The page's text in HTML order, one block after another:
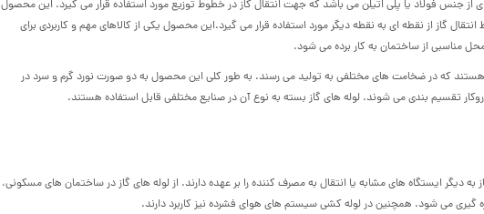
از جنس فولاد یا پلی اتیلن می باشد که جهت انتقال گاز در خطوط توزیع مورد استفاده قرار می گیرد. این محصول
گاز از نقطه ای به نقطه دیگر مورد استفاده قرار می گیرد.این محصول یکی از کالاهای مهم و کاربردی برای
مناسبی از ساختمان به کار برده می شود.
که در ضخامت های مختلفی به تولید می رسند. به طور کلی این محصول به دو صورت نورد گرم و سرد در
تقسیم بندی می شوند. لوله های گاز بسته به نوع آن در صنایع مختلفی قابل استفاده هستند.
به دیگر ایستگاه های مشابه یا انتقال به مصرف کننده را بر عهده دارند. از لوله های گاز در ساختمان های مسکونی،
گیری می شود. همچنین در لوله کشی سیستم های هوای فشرده نیز کاربرد دارند.